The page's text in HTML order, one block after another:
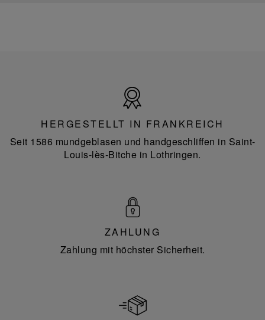
Frankreich
HERGESTELLT IN FRANKREICH
Seit 1586 mundgeblasen und handgeschliffen in Saint-
Louis-lès-Bitche in Lothringen.
ZAHLUNG
Zahlung mit höchster Sicherheit.